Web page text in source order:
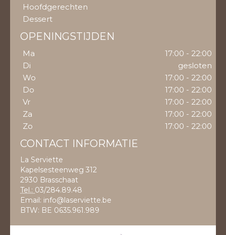
Hoofdgerechten
Dessert
OPENINGSTIJDEN
Ma
17:00 - 22:00
Di
gesloten
Wo
17:00 - 22:00
Do
17:00 - 22:00
Vr
17:00 - 22:00
Za
17:00 - 22:00
Zo
17:00 - 22:00
CONTACT INFORMATIE
La Serviette
Kapelsesteenweg 312
2930 Brasschaat
Tel.: 03/284.89.48
Email: info@laserviette.be
BTW: BE 0635.961.989